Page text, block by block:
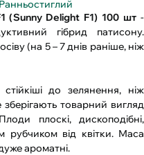
Ранньостиглий
(Sunny Delight F1) 100 шт -
гібрид патисону.
(на 5 – 7 днів раніше, ніж
до зелянення, ніж
товарний вигляд
плоскі, дископодібні,
від квітки. Маса
ароматні.